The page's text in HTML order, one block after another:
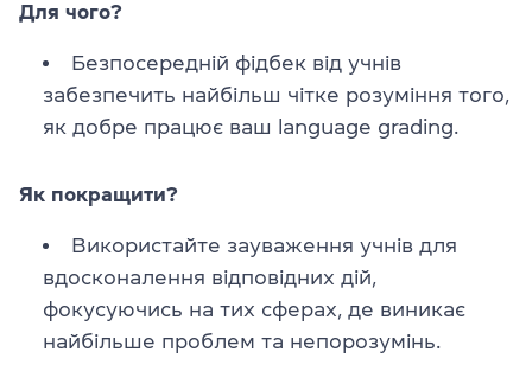
Для чого?
Безпосередній фідбек від учнів
забезпечить найбільш чітке розуміння того,
як добре працює ваш language grading.
Як покращити?
Використайте зауваження учнів для
вдосконалення відповідних дій,
фокусуючись на тих сферах, де виникає
найбільше проблем та непорозумінь.